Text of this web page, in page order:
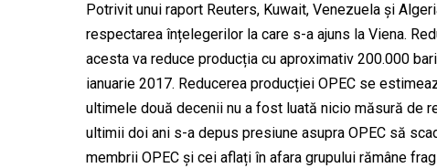
Potrivit unui raport Reuters, Kuwait, Venezuela și
respectarea înțelegerilor la care s-a ajuns la Viena.
acesta va reduce producția cu aproximativ 200.000
ianuarie 2017. Reducerea producției OPEC se
ultimele două decenii nu a fost luată nicio măsură de
ultimii doi ani s-a depus presiune asupra OPEC să
membrii OPEC și cei aflați în afara grupului rămâne